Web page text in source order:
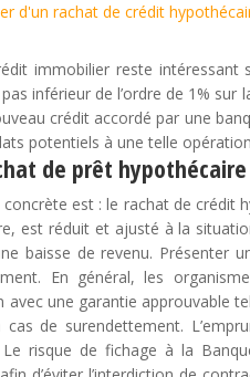
d'un rachat de crédit
immobilier reste
pas inférieur de l’ordre de 1%
crédit accordé par une
potentiels à une telle
de prêt hypothécaire
est : le rachat de crédit
est réduit et ajusté à la
baisse de revenu. Présenter
En général, les
une garantie approuvable
de surendettement.
Le risque de fichage à la